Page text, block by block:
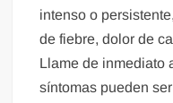
intenso o
de fiebre, dolor de
Llame de inmediato
síntomas pueden